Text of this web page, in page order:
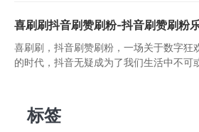
喜刷刷抖音刷赞刷粉-抖音刷赞刷粉
喜刷刷，抖音刷赞刷粉，一场关于数字狂
的时代，抖音无疑成为了我们生活中不可
标签